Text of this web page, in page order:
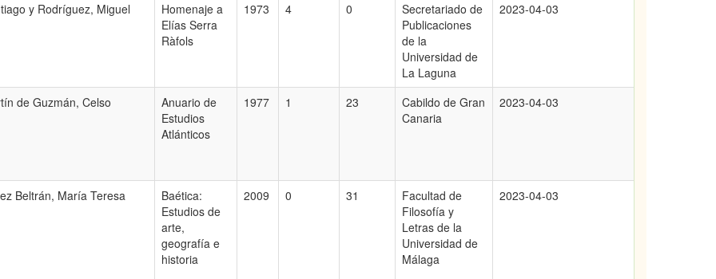
y Rodríguez, Miguel
Homenaje a
Elías Serra
Ràfols
1973 4 0
Secretariado de
Publicaciones
de la
Universidad de
La Laguna
2023-04-03
de Guzmán, Celso
Anuario de
Estudios
Atlánticos
1977 1 23
Cabildo de Gran
Canaria
2023-04-03
Beltrán, María Teresa
Baética:
Estudios de
arte,
geografía e
historia
2009 0 31
Facultad de
Filosofía y
Letras de la
Universidad de
Málaga
2023-04-03